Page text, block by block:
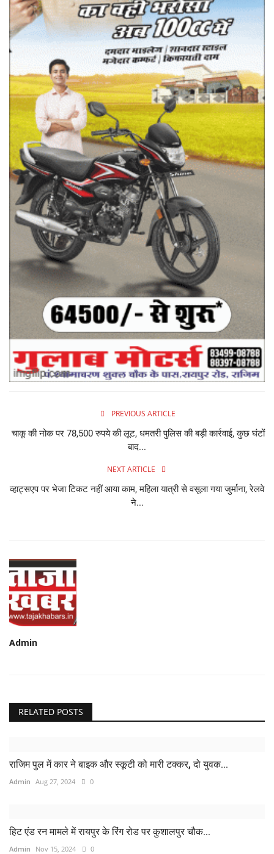
PREVIOUS ARTICLE
चाकू की नोक पर 78,500 रुपये की लूट, धमतरी पुलिस की बड़ी कार्रवाई, कुछ घंटों
बाद...
NEXT ARTICLE
व्हाट्सएप पर भेजा टिकट नहीं आया काम, महिला यात्री से वसूला गया जुर्माना, रेलवे
ने...
Admin
RELATED POSTS
राजिम पुल में कार ने बाइक और स्कूटी को मारी टक्कर, दो युवक...
Admin Aug 27, 2024 0
हिट एंड रन मामले में रायपुर के रिंग रोड पर कुशालपुर चौक...
Admin Nov 15, 2024 0